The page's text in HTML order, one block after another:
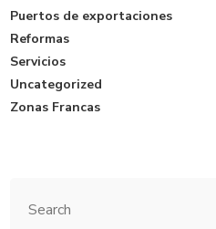
Puertos de exportaciones
Reformas
Servicios
Uncategorized
Zonas Francas